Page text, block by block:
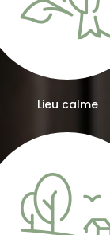
Lieu calme